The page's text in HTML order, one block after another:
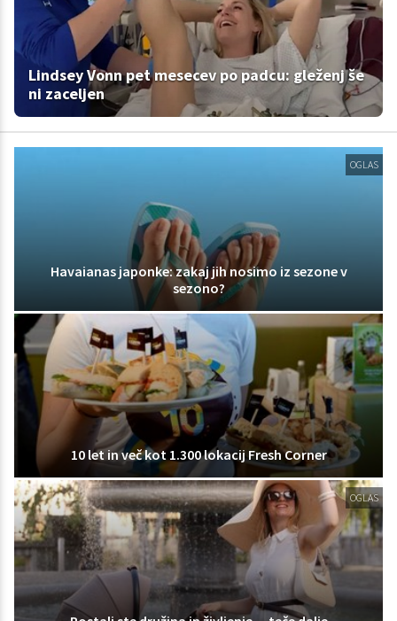
Lindsey Vonn pet mesecev po padcu: gleženj še
ni zaceljen
OGLAS
Havaianas japonke: zakaj jih nosimo iz sezone v
sezono?
10 let in več kot 1.300 lokacij Fresh Corner
OGLAS